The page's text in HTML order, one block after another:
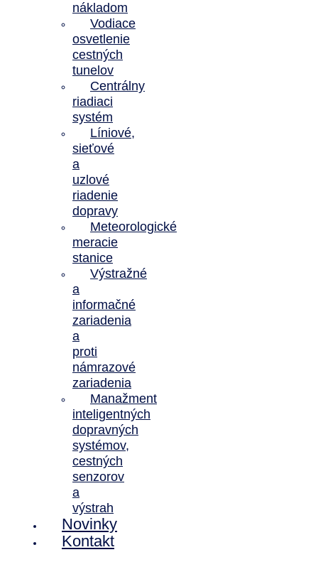
nákladom
Vodiace
osvetlenie
cestných
tunelov
Centrálny
riadiaci
systém
Líniové,
sieťové
a
uzlové
riadenie
dopravy
Meteorologické
meracie
stanice
Výstražné
a
informačné
zariadenia
a
proti
námrazové
zariadenia
Manažment
inteligentných
dopravných
systémov,
cestných
senzorov
a
výstrah
Novinky
Kontakt